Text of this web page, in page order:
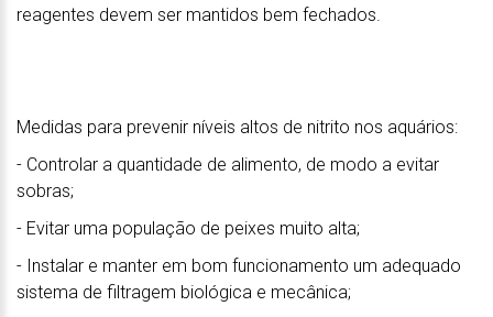
reagentes devem ser mantidos bem fechados.
Medidas para prevenir níveis altos de nitrito nos aquários:
- Controlar a quantidade de alimento, de modo a evitar
sobras;
- Evitar uma população de peixes muito alta;
- Instalar e manter em bom funcionamento um adequado
sistema de filtragem biológica e mecânica;